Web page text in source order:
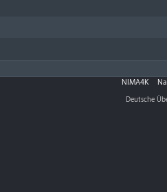
NIMA4K
Deutsche